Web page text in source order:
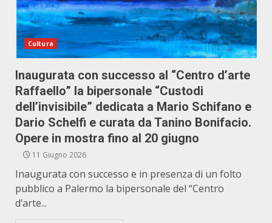
Cultura
Inaugurata con successo al “Centro d’arte
Raffaello” la bipersonale “Custodi
dell’invisibile” dedicata a Mario Schifano e
Dario Schelfi e curata da Tanino Bonifacio.
Opere in mostra fino al 20 giugno
11 Giugno 2026
Inaugurata con successo e in presenza di un folto
pubblico a Palermo la bipersonale del “Centro
d’arte...